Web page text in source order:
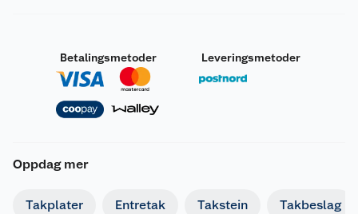
Betalingsmetoder Leveringsmetoder
Oppdag mer
Takplater Entretak Takstein Takbeslag